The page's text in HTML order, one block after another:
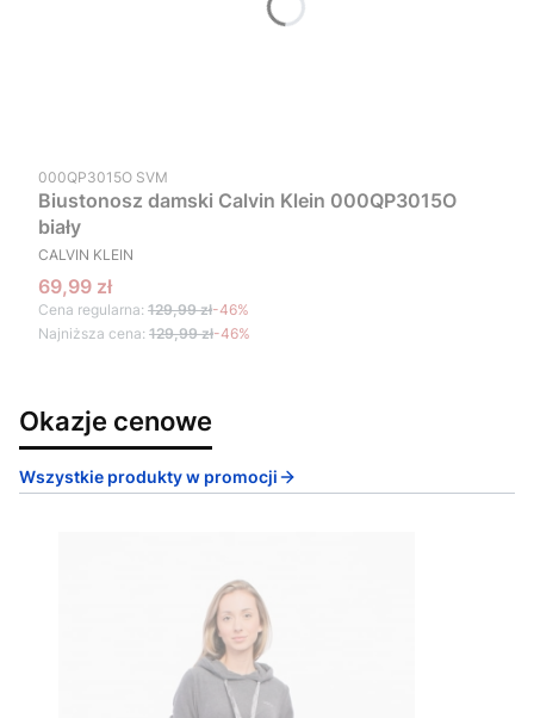
Kod produktu
000QP3015O SVM
Biustonosz damski Calvin Klein 000QP3015O
biały
PRODUCENT
CALVIN KLEIN
Cena promocyjna
69,99 zł
Cena regularna: 129,99 zł-46%
Najniższa cena: 129,99 zł-46%
Okazje cenowe
Wszystkie produkty w promocji